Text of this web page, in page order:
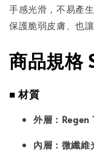
手感光滑，不易產
保護脆弱皮膚、也
商品規格
■ 材質
外層：Regen
內層：微纖維